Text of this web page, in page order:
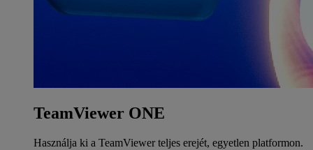
TeamViewer ONE
Használja ki a TeamViewer teljes erejét, egyetlen platformon.